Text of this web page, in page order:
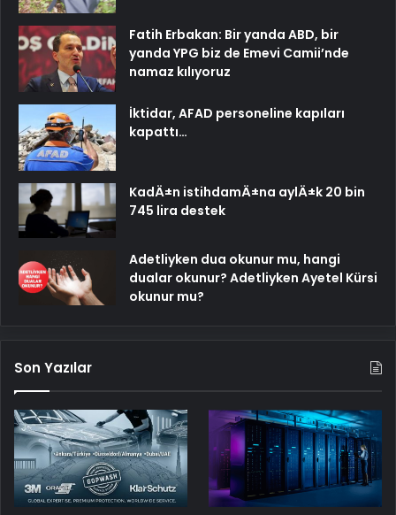
Fatih Erbakan: Bir yanda ABD, bir
yanda YPG biz de Emevi Camii’nde
namaz kılıyoruz
İktidar, AFAD personeline kapıları
kapattı…
KadÄ±n istihdamÄ±na aylÄ±k 20 bin
745 lira destek
Adetliyken dua okunur mu, hangi
dualar okunur? Adetliyken Ayetel Kürsi
okunur mu?
Son Yazılar